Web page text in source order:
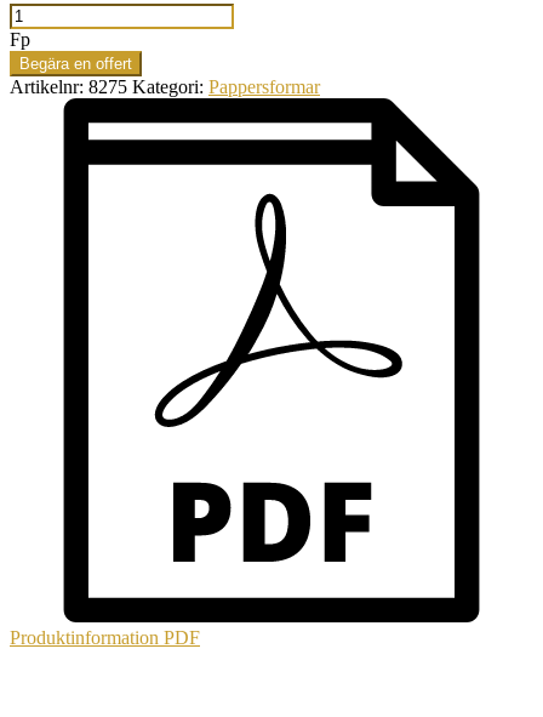
Kebabrullekartong
Brun
Otryckt
250st
mängd
Fp
Begära en offert
Artikelnr: 8275 Kategori: Pappersformar
Produktinformation PDF